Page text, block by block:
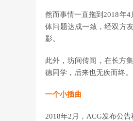
然而事情一直拖到2018年
体问题达成一致，经双方
影。
此外，坊间传闻，在长方
德同学，后来也无疾而终。
一个小插曲
2018年2月，ACG发布公